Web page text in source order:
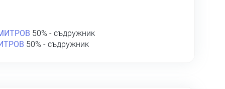
50% - съдружник
50% - съдружник